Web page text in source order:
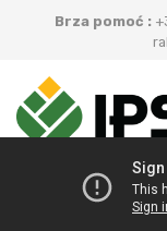
Brza pomoć :